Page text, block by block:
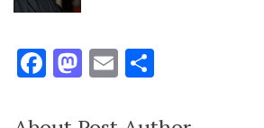
Facebook
Mastodon
Email